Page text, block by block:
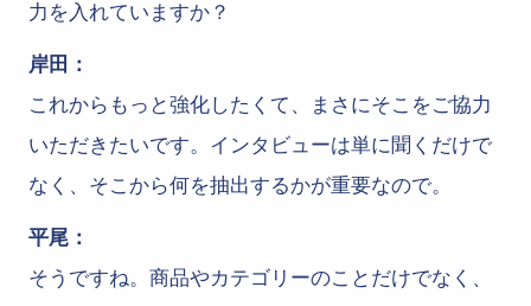
力を入れていますか？
岸田：
これからもっと強化したくて、まさにそこをご協力
いただきたいです。インタビューは単に聞くだけで
なく、そこから何を抽出するかが重要なので。
平尾：
そうですね。商品やカテゴリーのことだけでなく、